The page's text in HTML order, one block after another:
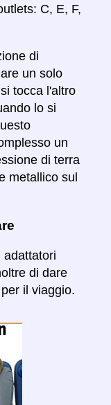
C, E, F,
di
un solo
tocca l'altro
lo si
un
di terra
metallico sul
adattatori
di dare
il viaggio.